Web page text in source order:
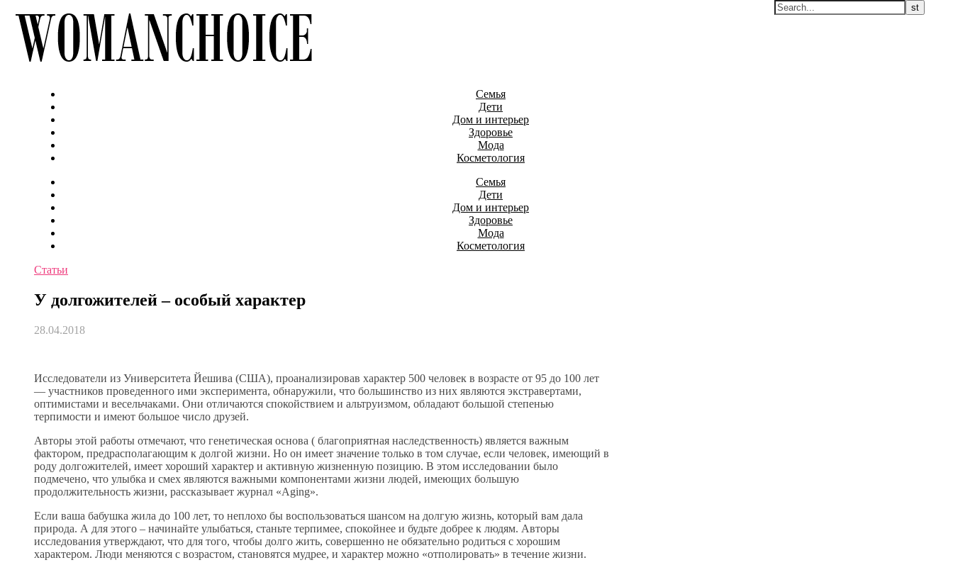
Семья
Дети
Дом и интерьер
Здоровье
Мода
Косметология
Семья
Дети
Дом и интерьер
Здоровье
Мода
Косметология
Статьи
У долгожителей – особый характер
28.04.2018
Исследователи из Университета Йешива (США), проанализировав характер 500 человек в возрасте от 95 до 100 лет
— участников проведенного ими эксперимента, обнаружили, что большинство из них являются экстравертами,
оптимистами и весельчаками. Они отличаются спокойствием и альтруизмом, обладают большой степенью
терпимости и имеют большое число друзей.
Авторы этой работы отмечают, что генетическая основа ( благоприятная наследственность) является важным
фактором, предрасполагающим к долгой жизни. Но он имеет значение только в том случае, если человек, имеющий в
роду долгожителей, имеет хороший характер и активную жизненную позицию. В этом исследовании было
подмечено, что улыбка и смех являются важными компонентами жизни людей, имеющих большую
продолжительность жизни, рассказывает журнал «Aging».
Если ваша бабушка жила до 100 лет, то неплохо бы воспользоваться шансом на долгую жизнь, который вам дала
природа. А для этого – начинайте улыбаться, станьте терпимее, спокойнее и будьте добрее к людям. Авторы
исследования утверждают, что для того, чтобы долго жить, совершенно не обязательно родиться с хорошим
характером. Люди меняются с возрастом, становятся мудрее, и характер можно «отполировать» в течение жизни.